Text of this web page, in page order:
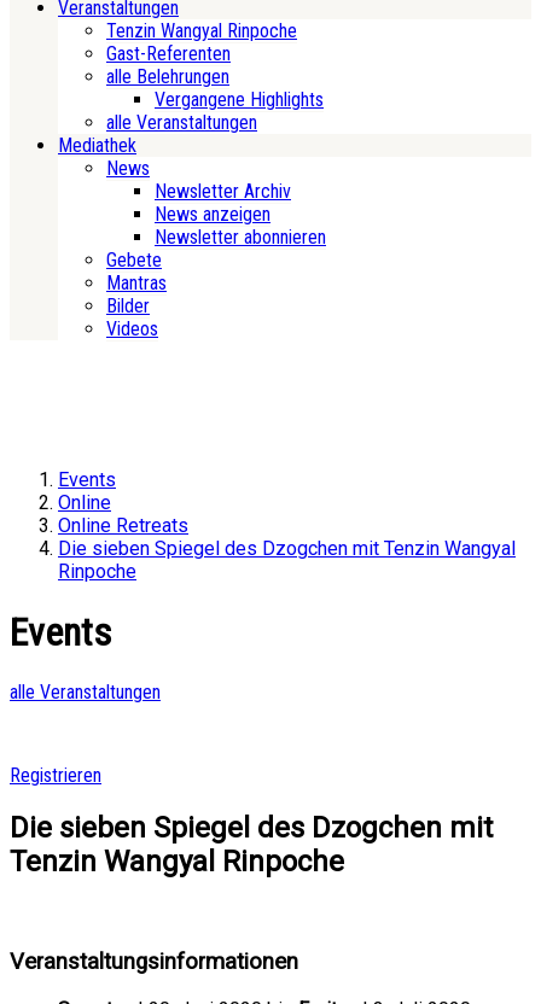
Veranstaltungen
Tenzin Wangyal Rinpoche
Gast-Referenten
alle Belehrungen
Vergangene Highlights
alle Veranstaltungen
Mediathek
News
Newsletter Archiv
News anzeigen
Newsletter abonnieren
Gebete
Mantras
Bilder
Videos
Events
Online
Online Retreats
Die sieben Spiegel des Dzogchen mit Tenzin Wangyal
Rinpoche
Events
alle Veranstaltungen
Registrieren
Die sieben Spiegel des Dzogchen mit
Tenzin Wangyal Rinpoche
Veranstaltungsinformationen